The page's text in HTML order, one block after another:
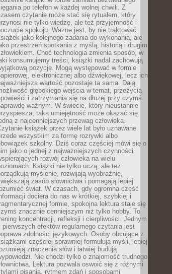
po telefon w każdej wolnej chwili. Z
czytanie może stać się rytuałem, który
nie tylko wiedzę, ale też przyjemność i
spokoju. Ważne jest, by nie traktować
jako kolejnego zadania do wykonania, ale
przestrzeń spotkania z myślą, historią i drugim
Choć technologia zmienia sposób, w
konsumujemy treści, książki nadal zachowują
pozycję. Mogą występować w formie
elektronicznej albo dźwiękowej, lecz ich
wartość pozostaje ta sama. Dają
głębokiego wejścia w temat, przeżycia
i zatrzymania się na dłużej przy czymś
ważnym. W świecie, który nieustannie
taka umiejętność może okazać się
z najcenniejszych przewag człowieka.
książek przez wiele lat było uznawane
wszystkim za formę rozrywki albo
szkolny. Dziś coraz częściej mówi się o
jako o jednej z najważniejszych czynności
rozwój człowieka na wielu
Książki nie tylko uczą, ale też
myślenie, rozwijają wyobraźnię,
zasób słownictwa i pomagają lepiej
świat. W czasach, gdy ogromna część
dociera do nas w krótkiej, szybkiej i
formie, spokojna lektura staje się
znacznie cenniejszym niż tylko hobby. To
koncentracji, refleksji i cierpliwości. Jednym
pierwszych efektów regularnego czytania jest
zdolności językowych. Osoby obcujące z
częściej sprawniej formułują myśli, lepiej
znaczenia słów i łatwiej budują
Nie chodzi tylko o znajomość trudnego
Lektura pozwala oswoić się z różnymi
pisania, rytmem zdań i sposobami